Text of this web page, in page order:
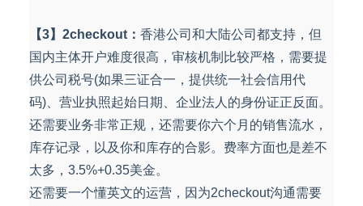
【3】2checkout： 香港公司和大陆公司都支持，但
国内主体开户难度很高，审核机制比较严格，需要提
供公司税号(如果三证合一，提供统一社会信用代
码)、营业执照起始日期、企业法人的身份证正反面。
还需要业务非常正规，还需要你六个月的销售流水，
库存记录，以及你和库存的合影。费率方面也是差不
太多，3.5%+0.35美金。
还需要一个懂英文的运营，因为2checkout沟通需要